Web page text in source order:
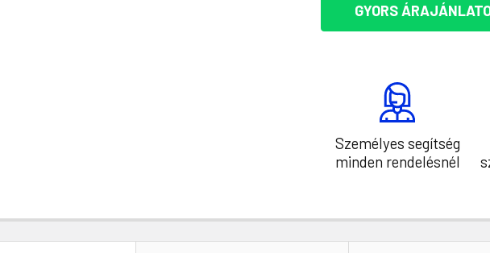
GYORS
Személyes segítség
minden rendelésnél